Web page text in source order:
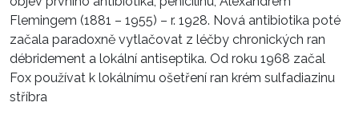
Flemingem (1881 – 1955) – r. 1928. Nová antibiotika poté
začala paradoxně vytlačovat z léčby chronických ran
débridement a lokální antiseptika. Od roku 1968 začal
Fox používat k lokálnímu ošetření ran krém sulfadiazinu
stříbra